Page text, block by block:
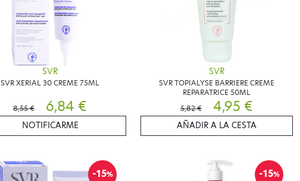
SVR
SVR XERIAL 30 CREME 75ML
8,55 € 6,84 €
NOTIFICARME
SVR
SVR TOPIALYSE BARRIERE CREME
REPARATRICE 50ML
5,82 €
4,95 €
AÑADIR A LA CESTA
-15% -15%